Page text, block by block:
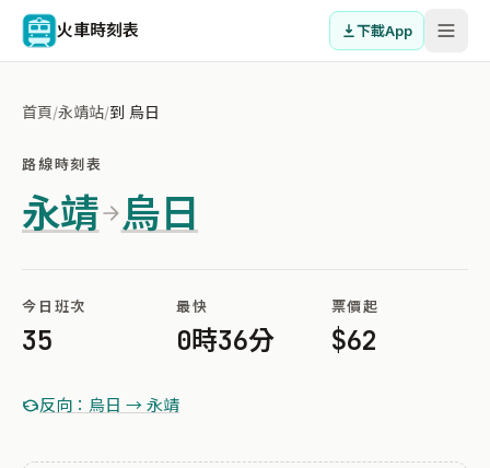
火車時刻表 下載App
首頁/永靖站/到 烏日
路線時刻表
永靖 烏日
今日班次
35
最快
0時36分
票價起
$62
反向：烏日 → 永靖